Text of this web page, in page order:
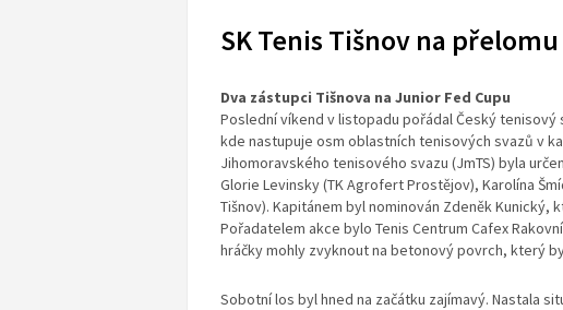
SK Tenis Tišnov na
Dva zástupci Tišnova na Junior Fed Cupu
Poslední víkend v listopadu pořádal Český tenisový
kde nastupuje osm oblastních tenisových svazů v
Jihomoravského tenisového svazu (JmTS) byla
Glorie Levinsky (TK Agrofert Prostějov), Karolína
Tišnov). Kapitánem byl nominován Zdeněk
Pořadatelem akce bylo Tenis Centrum Cafex
hráčky mohly zvyknout na betonový povrch, který
Sobotní los byl hned na začátku zajímavý. Nastala